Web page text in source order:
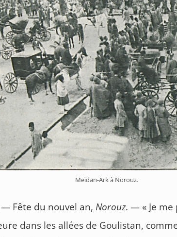
Meïdan-Ark à Norouz.
— Fête du nouvel an,Norouz. — « Je
dans les allées de Goulistan,